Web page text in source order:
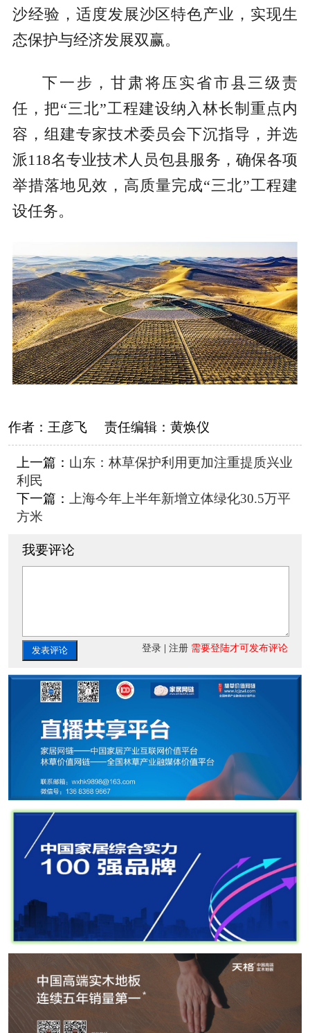
沙经验，适度发展沙区特色产业，实现生
态保护与经济发展双赢。
下一步，甘肃将压实省市县三级责
任，把“三北”工程建设纳入林长制重点内
容，组建专家技术委员会下沉指导，并选
派118名专业技术人员包县服务，确保各项
举措落地见效，高质量完成“三北”工程建
设任务。
作者： 王彦飞责任编辑： 黄焕仪
上一篇： 山东：林草保护利用更加注重提质兴业
利民
下一篇： 上海今年上半年新增立体绿化30.5万平
方米
我要评论
发表评论 登录 |注册 需要登陆才可发布评论